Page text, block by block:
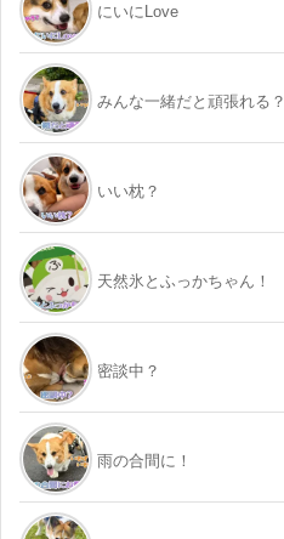
にいにLove
みんな一緒だと頑張れる？
いい枕？
天然氷とふっかちゃん！
密談中？
雨の合間に！